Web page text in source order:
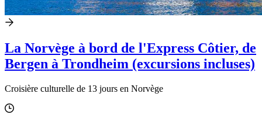
La Norvège à bord de l'Express Côtier, de
Bergen à Trondheim (excursions incluses)
Croisière culturelle de 13 jours en Norvège